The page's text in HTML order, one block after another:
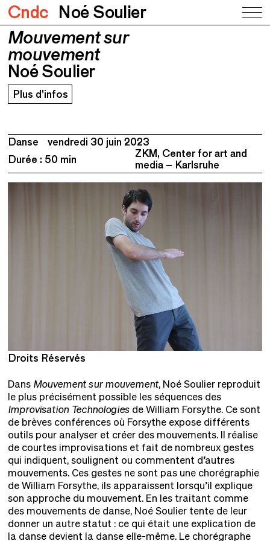
Cndc Noé Soulier
Mouvement sur mouvement
Noé Soulier
Mouvement sur
mouvement
Noé Soulier
Plus d’infos
Danse
vendredi 30 juin 2023
Durée : 50 min
ZKM, Center for art and
media – Karlsruhe
Droits Réservés
Dans Mouvement sur mouvement, Noé Soulier reproduit
le plus précisément possible les séquences des
Improvisation Technologiesde William Forsythe. Ce sont
de brèves conférences où Forsythe expose différents
outils pour analyser et créer des mouvements. Il réalise
de courtes improvisations et fait de nombreux gestes
qui indiquent, soulignent ou commentent d’autres
mouvements. Ces gestes ne sont pas une chorégraphie
de William Forsythe, ils apparaissent lorsqu’il explique
son approche du mouvement. En les traitant comme
des mouvements de danse, Noé Soulier tente de leur
donner un autre statut : ce qui était une explication de
la danse devient la danse elle-même. Le chorégraphe